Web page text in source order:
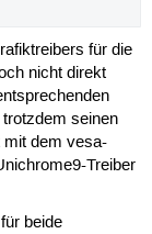
für die
nicht direkt
seinen
dem vesa-
Treiber
beide